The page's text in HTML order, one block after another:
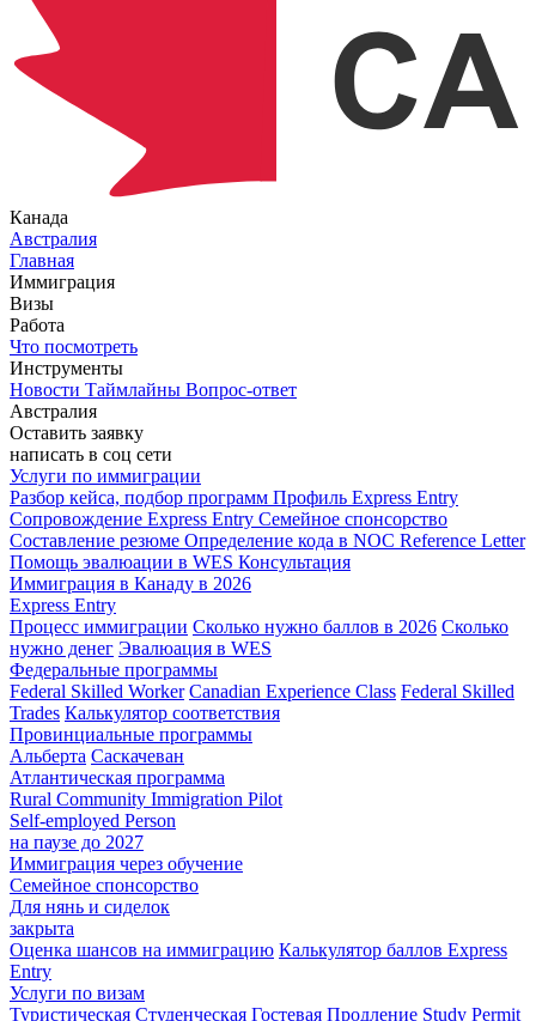
Канада
Австралия
Главная
Иммиграция
Визы
Работа
Что посмотреть
Инструменты
Новости Таймлайны Вопрос-ответ
Австралия
Оставить заявку
написать в соц сети
Услуги по иммиграции
Разбор кейса, подбор программ Профиль Express Entry
Сопровождение Express Entry Семейное спонсорство
Составление резюме Определение кода в NOC Reference Letter
Помощь эвалюации в WES Консультация
Иммиграция в Канаду в 2026
Express Entry
Процесс иммиграции Сколько нужно баллов в 2026 Сколько
нужно денег Эвалюация в WES
Федеральные программы
Federal Skilled Worker Canadian Experience Class Federal Skilled
Trades Калькулятор соответствия
Провинциальные программы
Альберта Саскачеван
Атлантическая программа
Rural Community Immigration Pilot
Self-employed Person
на паузе до 2027
Иммиграция через обучение
Семейное спонсорство
Для нянь и сиделок
закрыта
Оценка шансов на иммиграцию Калькулятор баллов Express
Entry
Услуги по визам
Туристическая Студенческая Гостевая Продление Study Permit